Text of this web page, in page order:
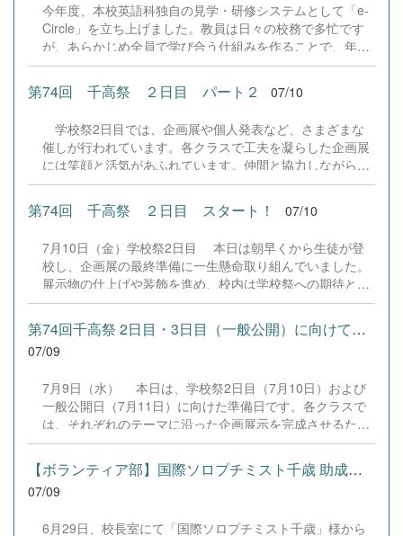
す。会場全体が大いに盛り上がり、多くの笑顔があふれ
る、思い出に残る一日となっています。 &nbsp; &nbsp;
&nbsp; &nbsp; &nbsp; &nbsp;&nbsp; &nbsp;
今年度、本校英語科独自の見学・研修システムとして「e-
Circle」を立ち上げました。教員は日々の校務で多忙です
が、あらかじめ全員で学び合う仕組みを作ることで、年4
回の公開授業と深いディスカッションを通じた指導技術の
向上を目指しています。 6月27日の第1回（大西教諭・1年
論理表現）では「4技能をバランスよく組み込む方法」を
「ウグイスAI」の効果的な活用法や文法指導のあり方につ
いて活発な意見が交わされ、教員間でも大きな学びとなり
ました。 目的は、何よりも、生徒の学力向上へ繋げるこ
と。そのために教員自身が指導力を磨く楽しさや働き甲斐
を感じられるようにすることです。先生たちも全力でがん
日々の勉学に一生懸命励み、世界へ羽ばたく力を身に付け
てください。次回は7月17日に開催予定です！
第74回 千高祭 ２日目 パート２ 07/10
学校祭2日目では、企画展や個人発表など、さまざまな
催しが行われています。各クラスで工夫を凝らした企画展
には笑顔と活気があふれています。仲間と協力しながら学
校祭を楽しむ姿があちこちで見られ、学校全体が温かく盛
り上がった雰囲気に包まれています。PTAの方々も参加・
協力していただいております。思い出に残る学校祭2日目
くの地域の方々にご来校いただきたいと思っております。
ぜひ、本校生の活躍をご覧ください。 &nbsp; &nbsp;
&nbsp;
第74回 千高祭 ２日目 スタート！ 07/10
7月10日（金）学校祭2日目 本日は朝早くから生徒が登
校し、企画展の最終準備に一生懸命取り組んでいました。
展示物の仕上げや装飾を進め、校内は学校祭への期待と活
気に包まれています。また、本日はPTAによる焼き鳥の販
売に加え、キッチンカーも登場します。おいしいグルメも
学校祭の楽しみの一つです。本日も、生徒たちの創意工夫
が詰まった企画展やステージ発表など、見どころが盛りだ
第74回千高祭 2日目・3日目（一般公開）に向けての準備
07/09
7月9日（水） 本日は、学校祭2日目（7月10日）および
一般公開日（7月11日）に向けた準備日です。各クラスで
は、それぞれのテーマに沿った企画展示を完成させるた
め、教室の装飾や展示物の制作に取り組んでいます。一人
ひとりが役割を担い、クラス全員で協力しながら準備を進
めています。趣向を凝らした企画展示が完成間近です。生
徒たちの創意工夫と努力の成果を、ぜひ一般公開日にご覧
&nbsp; &nbsp; &nbsp;
【ボランティア部】国際ソロプチミスト千歳 助成金贈呈式
07/09
6月29日、校長室にて「国際ソロプチミスト千歳」様から